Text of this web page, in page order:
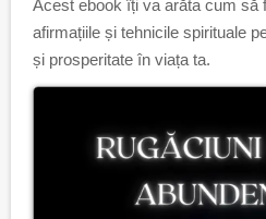
Acest ebook îți va arăta cum să
afirmațiile și tehnicile spirituale
și prosperitate în viața ta.